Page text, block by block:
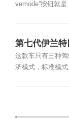
vemode”按钮就是
第七代伊兰
这款车只有三种
济模式，标准模